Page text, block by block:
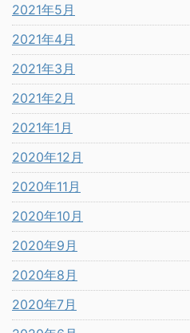
2021年5月
2021年4月
2021年3月
2021年2月
2021年1月
2020年12月
2020年11月
2020年10月
2020年9月
2020年8月
2020年7月